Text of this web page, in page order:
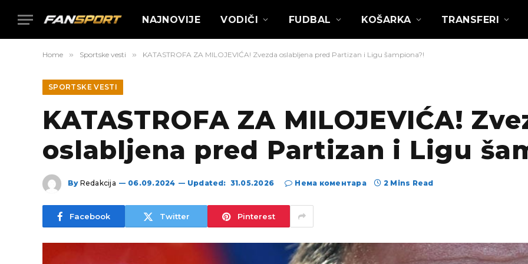
NAJNOVIJE VODIČI FUDBAL KOŠARKA TRANSFERI
Home » Sportske vesti » KATASTROFA ZA MILOJEVIĆA! Zvezda oslabljena pred Partizan i Ligu šampiona?!
SPORTSKE VESTI
KATASTROFA ZA MILOJEVIĆA!
oslabljena pred Partizan i Ligu
By Redakcija 06.09.2024 Updated: 31.05.2026 Нема коментара 2 Mins Read
Facebook Twitter Pinterest